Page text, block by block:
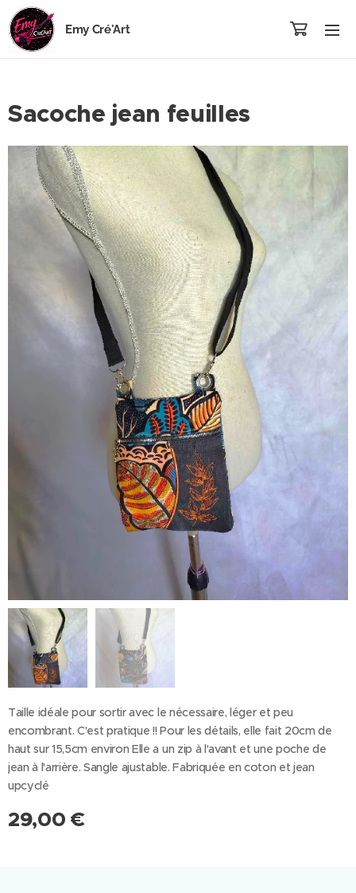
Emy Cré'Art
Sacoche jean feuilles
Taille idéale pour sortir avec le nécessaire, léger et peu
encombrant. C'est pratique !! Pour les détails, elle fait 20cm de
haut sur 15,5cm environ Elle a un zip à l'avant et une poche de
jean à l'arrière. Sangle ajustable. Fabriquée en coton et jean
upcyclé
29,00 €